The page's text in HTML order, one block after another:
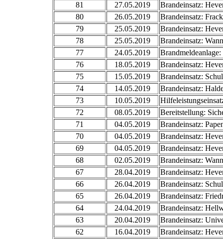
81
27.05.2019
Brandeinsatz:
80
26.05.2019
Brandeinsatz:
79
25.05.2019
Brandeinsatz:
78
25.05.2019
Brandeinsatz:
77
24.05.2019
76
18.05.2019
Brandeinsatz:
75
15.05.2019
Brandeinsatz:
74
14.05.2019
Brandeinsatz:
73
10.05.2019
72
08.05.2019
Bereitstellung:
71
04.05.2019
Brandeinsatz:
70
04.05.2019
Brandeinsatz:
69
04.05.2019
Brandeinsatz:
68
02.05.2019
Brandeinsatz:
67
28.04.2019
Brandeinsatz:
66
26.04.2019
Brandeinsatz:
65
26.04.2019
Brandeinsatz:
64
24.04.2019
Brandeinsatz:
63
20.04.2019
Brandeinsatz:
62
16.04.2019
Brandeinsatz: